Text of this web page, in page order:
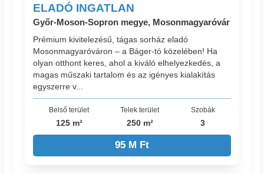
ELADÓ INGATLAN
Győr-Moson-Sopron megye, Mosonmagyaróvár
Prémium kivitelezésű, tágas sorház eladó
Mosonmagyaróváron – a Báger-tó közelében! Ha
olyan otthont keres, ahol a kiváló elhelyezkedés, a
magas műszaki tartalom és az igényes kialakítás
egyszerre v...
Belső terület
125 m²
Telek terület
250 m²
Szobák
3
95 M Ft